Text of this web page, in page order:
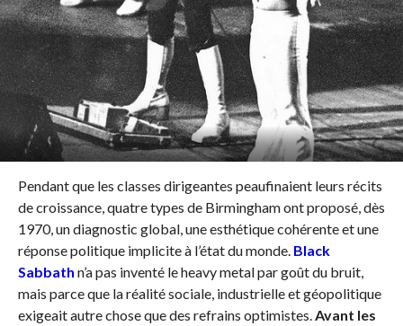
Pendant que les classes dirigeantes peaufinaient leurs récits
de croissance, quatre types de Birmingham ont proposé, dès
1970, un diagnostic global, une esthétique cohérente et une
réponse politique implicite à l’état du monde. Black
Sabbath n’a pas inventé le heavy metal par goût du bruit,
mais parce que la réalité sociale, industrielle et géopolitique
exigeait autre chose que des refrains optimistes.Avant les